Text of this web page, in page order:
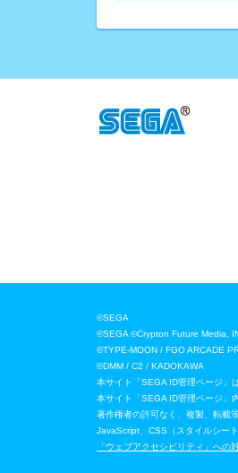
©SEGA
©SEGA ©Crypton Future Media,
©TYPE-MOON / FGO ARCADE
©DMM / C2 / KADOKAWA
本サイト「SEGA ID管理ページ」
本サイト「SEGA ID管理ページ」
著作権者の許可なく、複製、転載
JavaScript、CSS（スタイルシー
「ウェブアクセシビリティ」への